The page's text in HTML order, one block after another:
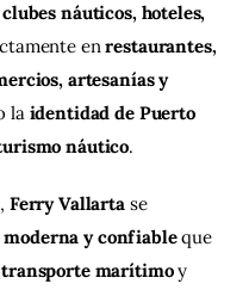
náuticos, hoteles,
en restaurantes,
artesanías y
la identidad de Puerto
náutico.
Ferry Vallarta se
y confiable que
transporte marítimo y